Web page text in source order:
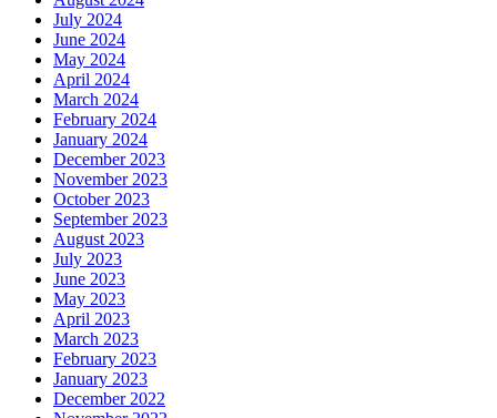
July 2024
June 2024
May 2024
April 2024
March 2024
February 2024
January 2024
December 2023
November 2023
October 2023
September 2023
August 2023
July 2023
June 2023
May 2023
April 2023
March 2023
February 2023
January 2023
December 2022